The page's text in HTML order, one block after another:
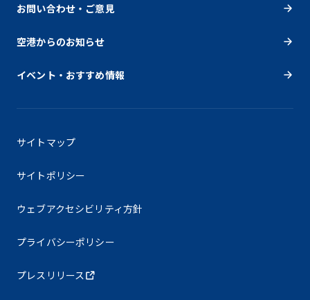
お問い合わせ・ご意見
空港からのお知らせ
イベント・おすすめ情報
サイトマップ
サイトポリシー
ウェブアクセシビリティ方針
プライバシーポリシー
プレスリリース